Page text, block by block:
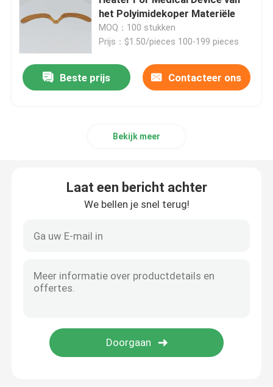
Polyimide het Verwarmen Film
Flexibel het Verwarmen Stootkussen
Douane Flexibele Verwarmer
Polyimide Flexibele Verwarmers
het Polyimidekoper Materiële
MOQ：100 stukken
Prijs：$1.50/pieces 100-199 pieces
Beste prijs Contacteer ons
Bekijk meer
Laat een bericht achter
We bellen je snel terug!